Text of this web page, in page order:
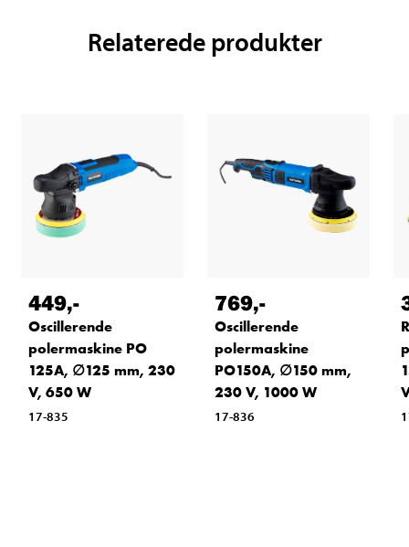
Relaterede produkter
449,-
Oscillerende
polermaskine PO
125A, ∅125 mm, 230
V, 650 W
17-835
769,-
Oscillerende
polermaskine
PO150A, ∅150 mm,
230 V, 1000 W
17-836